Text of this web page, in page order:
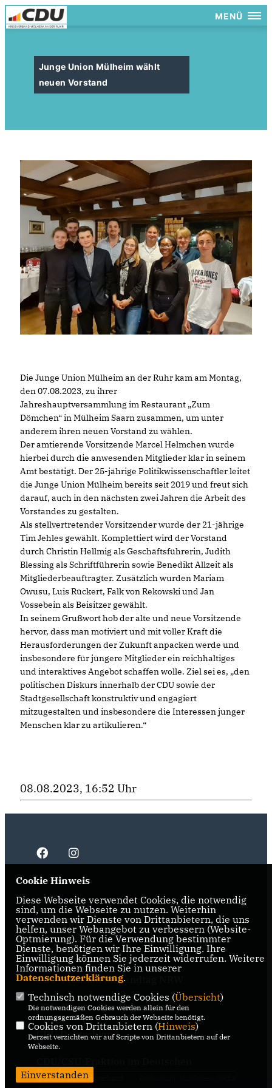
MENÜ
Junge Union Mülheim wählt
neuen Vorstand
Die Junge Union Mülheim an der Ruhr kam am Montag,
den 07.08.2023, zu ihrer
Jahreshauptversammlung im Restaurant „Zum
Dömchen“ in Mülheim Saarn zusammen, um unter
anderem ihren neuen Vorstand zu wählen.
Der amtierende Vorsitzende Marcel Helmchen wurde
hierbei durch die anwesenden Mitglieder klar in seinem
Amt bestätigt. Der 25-jährige Politikwissenschaftler leitet
die Junge Union Mülheim bereits seit 2019 und freut sich
darauf, auch in den nächsten zwei Jahren die Arbeit des
Vorstandes zu gestalten.
Als stellvertretender Vorsitzender wurde der 21-jährige
Tim Jehles gewählt. Komplettiert wird der Vorstand
durch Christin Hellmig als Geschäftsführerin, Judith
Blessing als Schriftführerin sowie Benedikt Allzeit als
Mitgliederbeauftragter. Zusätzlich wurden Mariam
Owusu, Luis Rückert, Falk von Rekowski und Jan
Vossebein als Beisitzer gewählt.
In seinem Grußwort hob der alte und neue Vorsitzende
hervor, dass man motiviert und mit voller Kraft die
Herausforderungen der Zukunft anpacken werde und
insbesondere für jüngere Mitglieder ein reichhaltiges
und interaktives Angebot schaffen wolle. Ziel sei es, „den
politischen Diskurs innerhalb der CDU sowie der
Stadtgesellschaft konstruktiv und engagiert
mitzugestalten und insbesondere die Interessen junger
Menschen klar zu artikulieren.“
08.08.2023, 16:52 Uhr
IMPRESSUM DATENSCHUTZ KONTAKT
CDU NRW
CDU Ruhr
CDU-Fraktion im Landtag NRW
CDU-Fraktion im Ruhrparlament
CDU Deutschland
Bundestag
@2026 CDU Kreisverband
Cookie Hinweis
Diese Webseite verwendet Cookies, die notwendig
sind, um die Webseite zu nutzen. Weiterhin
verwenden wir Dienste von Drittanbietern, die uns
helfen, unser Webangebot zu verbessern (Website-
Optmierung). Für die Verwendung bestimmter
Dienste, benötigen wir Ihre Einwilligung. Ihre
Einwilligung können Sie jederzeit widerrufen. Weitere
Informationen finden Sie in unserer
Datenschutzerklärung.
Technisch notwendige Cookies (Übersicht)
Die notwendigen Cookies werden allein für den
ordnungsgemäßen Gebrauch der Webseite benötigt.
Cookies von Drittanbietern (Hinweis)
Derzeit verzichten wir auf Scripte von Drittanbietern auf der
Webseite.
Einverstanden